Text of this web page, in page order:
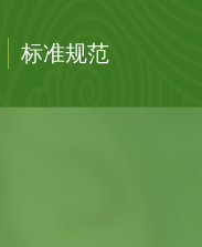
标准规范